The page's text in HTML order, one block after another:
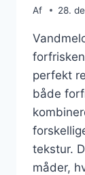
Af 28.
perfekt
både
tekstur.
måder,